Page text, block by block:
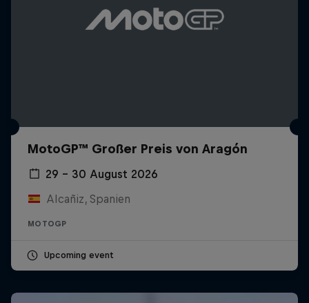
MotoGP™ Großer Preis von Aragón
29 – 30 August 2026
Alcañiz, Spanien
MOTOGP
Upcoming event